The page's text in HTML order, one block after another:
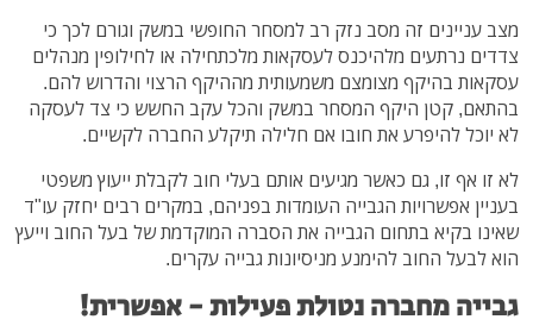
מצב עניינים זה מסב נזק רב למסחר החופשי במשק וגורם לכך כי
צדדים נרתעים מלהיכנס לעסקאות מלכתחילה או לחילופין מנהלים
עסקאות בהיקף מצומצם משמעותית מההיקף הרצוי והדרוש להם.
בהתאם, קטן היקף המסחר במשק והכל עקב החשש כי צד לעסקה
לא יוכל להיפרע את חובו אם חלילה תיקלע החברה לקשיים.
לא זו אף זו, גם כאשר מגיעים אותם בעלי חוב לקבלת ייעוץ משפטי
בעניין אפשרויות הגבייה העומדות בפניהם, במקרים רבים יחזק עו"ד
שאינו בקיא בתחום הגבייה את הסברה המוקדמת של בעל החוב וייעץ
הוא לבעל החוב להימנע מניסיונות גבייה עקרים.
גבייה מחברה נטולת פעילות - אפשרית!